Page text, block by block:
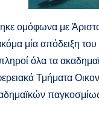
ομόφωνα με
μία απόδειξη
όλα τα ακαδημαϊκά
Τμήματα